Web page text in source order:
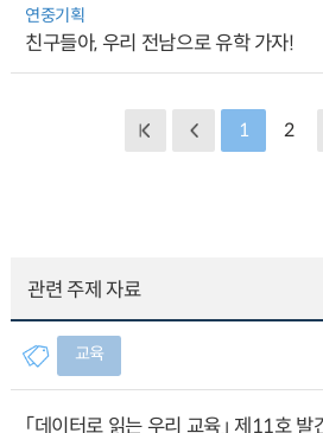
연중기획
친구들아, 우리 전남으로 유학 가자!
1 2
관련 주제 자료
교육
「데이터로 읽는 우리 교육」 제11호